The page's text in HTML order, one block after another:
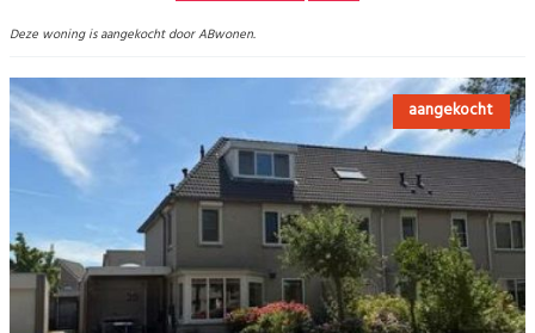
Deze woning is aangekocht door ABwonen.
aangekocht